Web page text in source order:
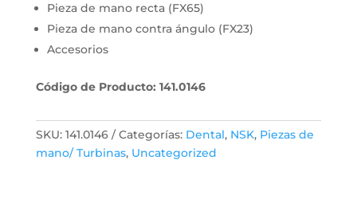
Pieza de mano recta (FX65)
Pieza de mano contra ángulo (FX23)
Accesorios
Código de Producto: 141.0146
SKU: 141.0146 Categorías: Dental, NSK, Piezas de
mano/ Turbinas, Uncategorized